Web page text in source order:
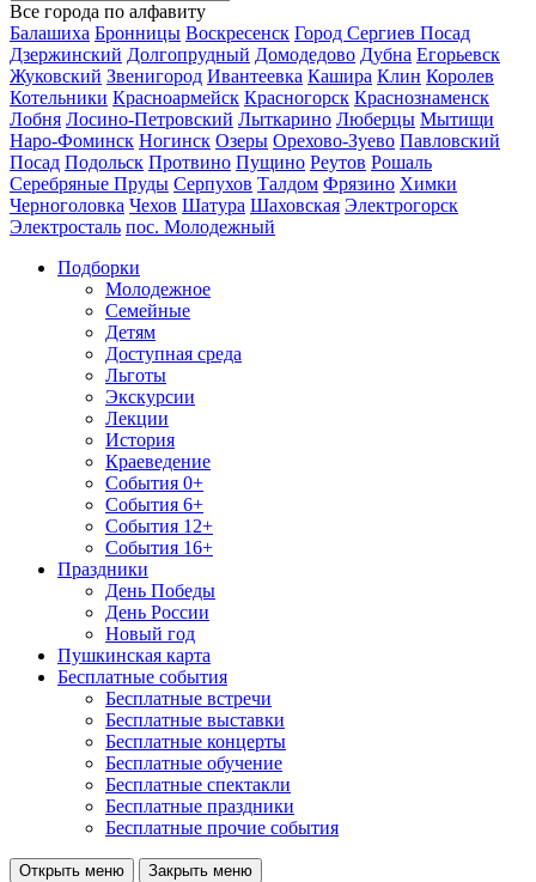
Все города по алфавиту
Балашиха Бронницы Воскресенск Город Сергиев Посад
Дзержинский Долгопрудный Домодедово Дубна Егорьевск
Жуковский Звенигород Ивантеевка Кашира Клин Королев
Котельники Красноармейск Красногорск Краснознаменск
Лобня Лосино-Петровский Лыткарино Люберцы Мытищи
Наро-Фоминск Ногинск Озеры Орехово-Зуево Павловский
Посад Подольск Протвино Пущино Реутов Рошаль
Серебряные Пруды Серпухов Талдом Фрязино Химки
Черноголовка Чехов Шатура Шаховская Электрогорск
Электросталь пос. Молодежный
Подборки
Молодежное
Семейные
Детям
Доступная среда
Льготы
Экскурсии
Лекции
История
Краеведение
События 0+
События 6+
События 12+
События 16+
Праздники
День Победы
День России
Новый год
Пушкинская карта
Бесплатные события
Бесплатные встречи
Бесплатные выставки
Бесплатные концерты
Бесплатные обучение
Бесплатные спектакли
Бесплатные праздники
Бесплатные прочие события
Открыть меню Закрыть меню